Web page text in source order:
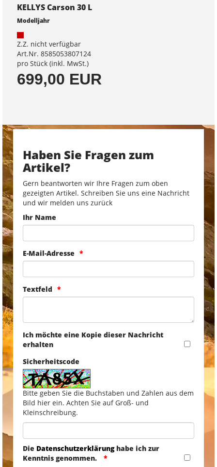
KELLYS Carson 30 L
Modelljahr
Z.Z. nicht verfügbar
Art.Nr. 8585053807124
pro Stück (inkl. MwSt.)
699,00 EUR
Haben Sie Fragen zum
Artikel?
Gern beantworten wir Ihre Fragen zum oben
gezeigten Artikel. Schreiben Sie uns eine Nachricht
und wir melden uns zurück
Ihr Name
E-Mail-Adresse
Textfeld
Ich möchte eine Kopie dieser Nachricht
erhalten
Sicherheitscode
Bitte geben Sie die Buchstaben und Zahlen aus dem
Bild hier ein. Achten Sie auf Groß- und
Kleinschreibung.
Die Datenschutzerklärunghabe ich zur
Kenntnis genommen.